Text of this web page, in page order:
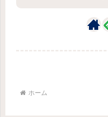
ホーム